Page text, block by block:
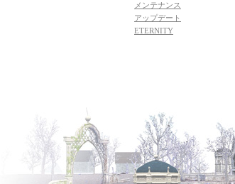
メンテナンス
アップデート
ETERNITY